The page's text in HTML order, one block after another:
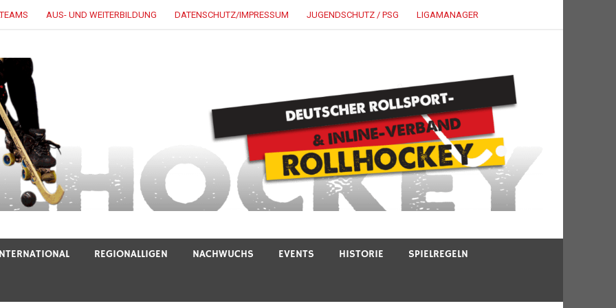
AUS- UND WEITERBILDUNG DATENSCHUTZ/IMPRESSUM JUGENDSCHUTZ / PSG LIGAMANAGER
REGIONALLIGEN NACHWUCHS EVENTS HISTORIE SPIELREGELN